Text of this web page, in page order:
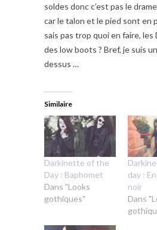
soldes donc c’est pas le
car le talon et le pied sont en
sais pas trop quoi en faire, les
des low boots ? Bref, je suis
dessus …
Similaire
Darkinette of the
Day : Baphomet
Dans "Looks
gothiques"
day :
noir
Dans